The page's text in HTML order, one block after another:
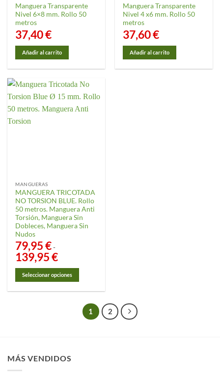
de
producto
Manguera Transparente
Nivel 6×8 mm. Rollo 50
metros
37,40€
Añadir al carrito
Manguera Transparente
Nivel 4 x6 mm. Rollo 50
metros
37,60€
Añadir al carrito
MANGUERAS
MANGUERA TRICOTADA
NO TORSION BLUE. Rollo
50 metros. Manguera Anti
Torsión, Manguera Sin
Dobleces, Manguera Sin
Nudos
79,95€-
139,95€Rango
de
precios:
desde
79,95 €
139,95 €
Seleccionar opciones
se
pueden
1 2
MÁS VENDIDOS